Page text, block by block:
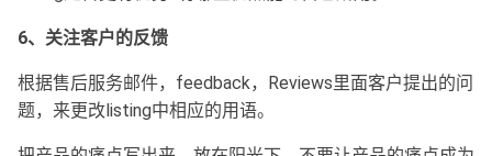
6、关注客户的反馈
根据售后服务邮件，feedback，Reviews里面客户提出的问
题，来更改listing中相应的用语。